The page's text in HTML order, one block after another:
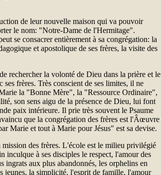
de leur nouvelle maison qui va pouvoir
le nom: "Notre-Dame de l'Hermitage".
se consacrer entièrement à sa congrégation: la
et apostolique de ses frères, la visite des
rechercher la volonté de Dieu dans la prière et le
frères. Très conscient de ses limites, il ne
la "Bonne Mère", la "Ressource Ordinaire",
son sens aigu de la présence de Dieu, lui font
paix intérieure. Il prie très souvent le Psaume
que la congrégation des frères est l'Âœuvre
Marie et tout à Marie pour Jésus" est sa devise.
des frères. L'école est le milieu privilégié
inculque à ses disciples le respect, l'amour des
ingrats aux plus abandonnés, les orphelins en
jeunes, la simplicité, l'esprit de famille, l'amour